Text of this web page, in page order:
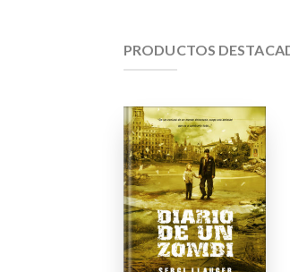
PRODUCTOS